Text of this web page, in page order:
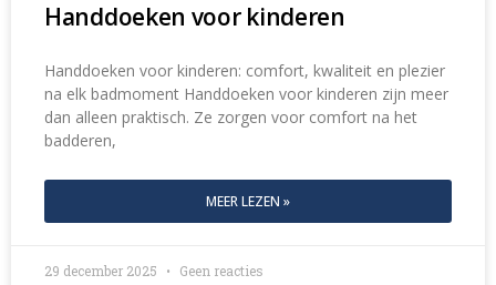
Handdoeken voor kinderen
Handdoeken voor kinderen: comfort, kwaliteit en plezier
na elk badmoment Handdoeken voor kinderen zijn meer
dan alleen praktisch. Ze zorgen voor comfort na het
badderen,
MEER LEZEN »
29 december 2025 Geen reacties